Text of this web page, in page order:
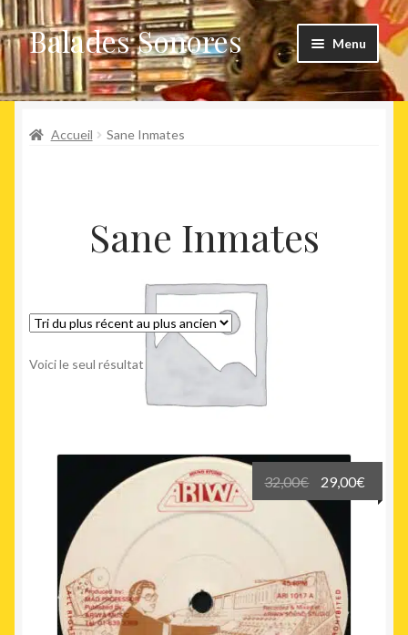
Aller
à
la
navigation
Aller
au
contenu
Balades Sonores Menu
Boutique
Nouveaux arrivages
Accueil Sane Inmates
Sane Inmates
Voici le seul résultat
32,00€
Le
prix
initial
était :
32,00€.
29,00€
prix